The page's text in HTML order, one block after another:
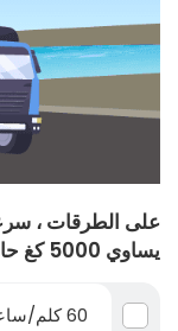
على الطرقات ،
يساوي 5000 كغ حاملة لمواد خطرة ، محددة ب ؛
60 كلم/ساعة